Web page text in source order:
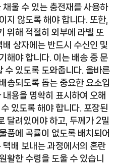
울 수 있는 충전재를 사용하
지 않도록 해야 합니다. 또한,
위해 적절히 외부에 라벨 또
상자에는 반드시 수신인 및
해야 합니다. 이는 배송 중 문
수 있도록 도와줍니다. 올바른
송되도록 돕는 중요한 요소입
용을 명확히 표시하여 오해
있도록 해야 합니다. 포장된
달려있어야 하고, 두께가 2밀
품에 곡률이 없도록 배치되어
배 보내는 과정에서의 혼란
활한 수령을 도울 수 있습니